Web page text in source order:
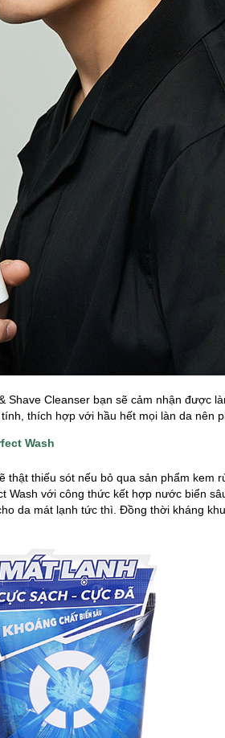
Shave Cleanser bạn sẽ cảm nhận được
thích hợp với hầu hết mọi làn da nên
Wash
thật thiếu sót nếu bỏ qua sản phẩm kem
Wash với công thức kết hợp nước biển
da mát lạnh tức thì. Đồng thời kháng